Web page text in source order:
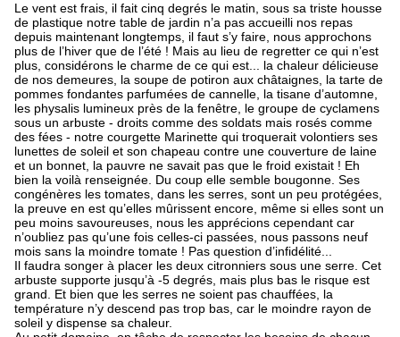
Le vent est frais, il fait cinq degrés le matin, sous sa triste housse
de plastique notre table de jardin n’a pas accueilli nos repas
depuis maintenant longtemps, il faut s’y faire, nous approchons
plus de l’hiver que de l’été ! Mais au lieu de regretter ce qui n’est
plus, considérons le charme de ce qui est... la chaleur délicieuse
de nos demeures, la soupe de potiron aux châtaignes, la tarte de
pommes fondantes parfumées de cannelle, la tisane d’automne,
les physalis lumineux près de la fenêtre, le groupe de cyclamens
sous un arbuste - droits comme des soldats mais rosés comme
des fées - notre courgette Marinette qui troquerait volontiers ses
lunettes de soleil et son chapeau contre une couverture de laine
et un bonnet, la pauvre ne savait pas que le froid existait ! Eh
bien la voilà renseignée. Du coup elle semble bougonne. Ses
congénères les tomates, dans les serres, sont un peu protégées,
la preuve en est qu’elles mûrissent encore, même si elles sont un
peu moins savoureuses, nous les apprécions cependant car
n’oubliez pas qu’une fois celles-ci passées, nous passons neuf
mois sans la moindre tomate ! Pas question d’infidélité...
Il faudra songer à placer les deux citronniers sous une serre. Cet
arbuste supporte jusqu’à -5 degrés, mais plus bas le risque est
grand. Et bien que les serres ne soient pas chauffées, la
température n’y descend pas trop bas, car le moindre rayon de
soleil y dispense sa chaleur.